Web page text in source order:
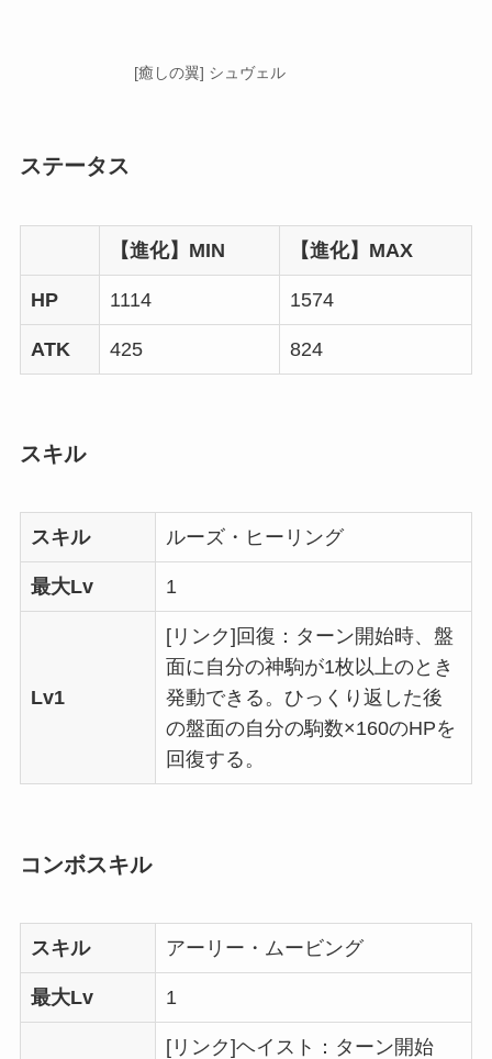
[癒しの翼] シュヴェル
ステータス
【進化】MIN 【進化】MAX
HP 1114 1574
ATK 425 824
スキル
スキル ルーズ・ヒーリング
最大Lv 1
Lv1
[リンク]回復：ターン開始時、盤
面に自分の神駒が1枚以上のとき
発動できる。ひっくり返した後
の盤面の自分の駒数×160のHPを
回復する。
コンボスキル
スキル アーリー・ムービング
最大Lv 1
[リンク]ヘイスト：ターン開始